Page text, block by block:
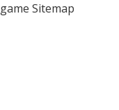
Sitemap